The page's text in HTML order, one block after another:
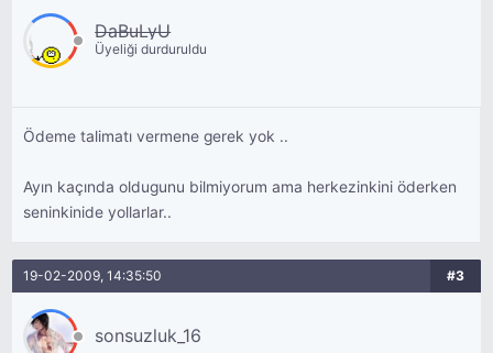
DaBuLyU
Üyeliği durduruldu
Ödeme talimatı vermene gerek yok ..
Ayın kaçında oldugunu bilmiyorum ama herkezinkini öderken
seninkinide yollarlar..
19-02-2009, 14:35:50 #3
sonsuzluk_16